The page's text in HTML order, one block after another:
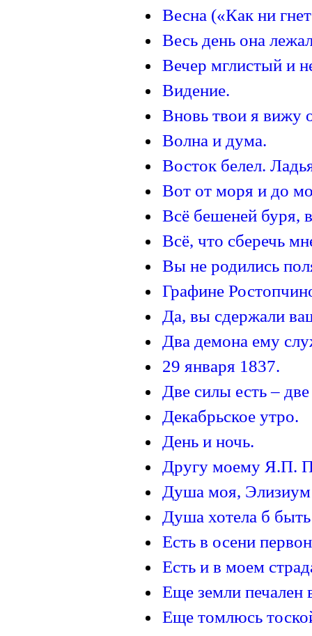
Весна («Как ни
Весь день она
Вечер мглистый и
Видение.
Вновь твои я вижу
Волна и дума.
Восток белел.
Вот от моря и до
Всё бешеней буря,
Всё, что сберечь
Вы не родились
Графине
Да, вы сдержали
Два демона ему
29 января 1837.
Две силы есть –
Декабрьское утро.
День и ночь.
Другу моему Я.П.
Душа моя, Элизиум
Душа хотела б быть
Есть в осени
Есть и в моем
Еще земли печален
Еще томлюсь